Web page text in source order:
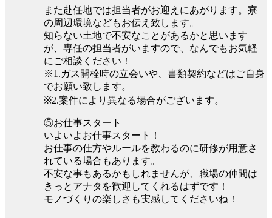
また赴任地では担当者がお迎えにあがります。寮
の周辺環境などもお伝え致します。
知らない土地で不安なことがあるかと思います
が、専任の担当者がいますので、なんでもお気軽
にご相談ください！
※1.ガス開栓時の立会いや、書類契約などはご自身
でお願い致します。
※2.案件により異なる場合がございます。
⑤お仕事スタート
いよいよお仕事スタート！
お仕事の仕方やルールを教わるのに研修が用意さ
れている場合もあります。
不安な事もあるかもしれませんが、職場の仲間は
きっとアナタを歓迎してくれるはずです！
モノづくりの楽しさも実感してくださいね！